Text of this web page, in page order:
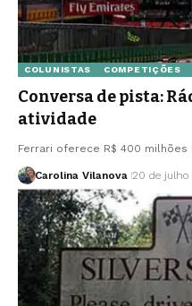
COLUNISTAS COMPETIÇÕES
Conversa de pista:
atividade
Ferrari oferece R$ 400
Carolina Vilanova 20 de julho